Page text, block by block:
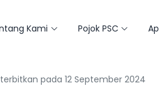
Kami Pojok PSC
pada 12 September 2024